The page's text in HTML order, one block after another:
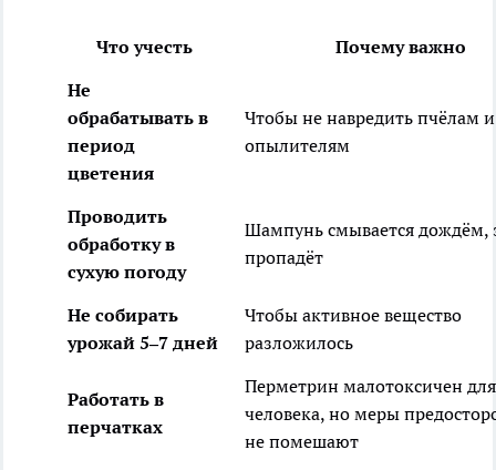
Что учесть
Почему важно
Не
обрабатывать в
период
цветения
Чтобы не навредить пчёлам
опылителям
Проводить
обработку в
сухую погоду
Шампунь смывается дождём,
пропадёт
Не собирать
урожай 5–7 дней
Чтобы активное вещество
разложилось
Работать в
перчатках
Перметрин малотоксичен для
человека, но меры
не помешают